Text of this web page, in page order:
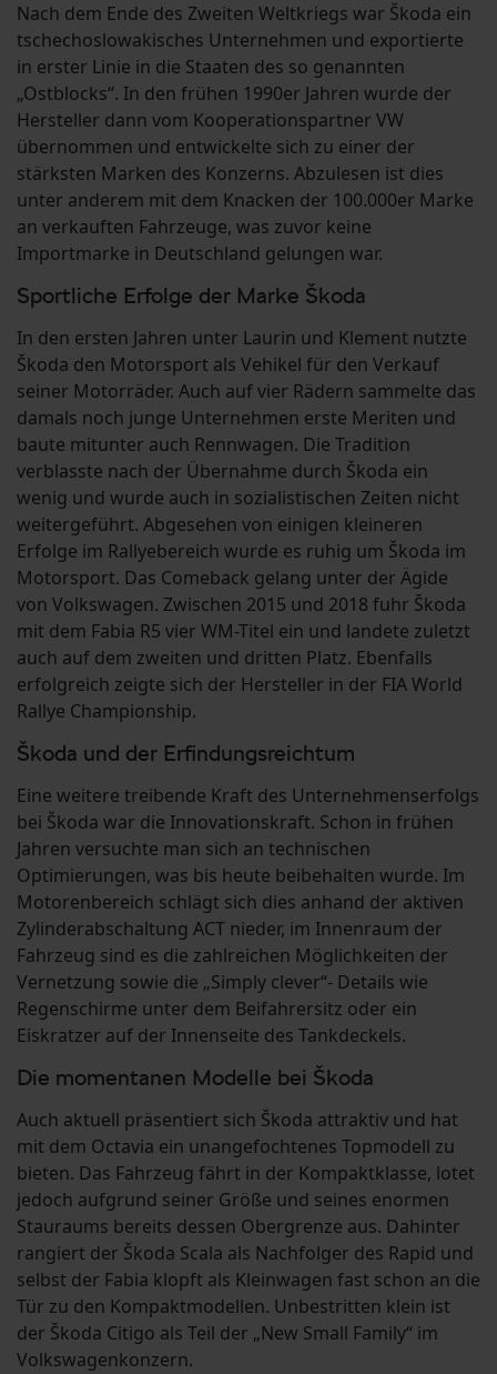
Nach dem Ende des Zweiten Weltkriegs war Škoda ein
tschechoslowakisches Unternehmen und exportierte
in erster Linie in die Staaten des so genannten
„Ostblocks“. In den frühen 1990er Jahren wurde der
Hersteller dann vom Kooperationspartner VW
übernommen und entwickelte sich zu einer der
stärksten Marken des Konzerns. Abzulesen ist dies
unter anderem mit dem Knacken der 100.000er Marke
an verkauften Fahrzeuge, was zuvor keine
Importmarke in Deutschland gelungen war.
Sportliche Erfolge der Marke Škoda
In den ersten Jahren unter Laurin und Klement nutzte
Škoda den Motorsport als Vehikel für den Verkauf
seiner Motorräder. Auch auf vier Rädern sammelte das
damals noch junge Unternehmen erste Meriten und
baute mitunter auch Rennwagen. Die Tradition
verblasste nach der Übernahme durch Škoda ein
wenig und wurde auch in sozialistischen Zeiten nicht
weitergeführt. Abgesehen von einigen kleineren
Erfolge im Rallyebereich wurde es ruhig um Škoda im
Motorsport. Das Comeback gelang unter der Ägide
von Volkswagen. Zwischen 2015 und 2018 fuhr Škoda
mit dem Fabia R5 vier WM-Titel ein und landete zuletzt
auch auf dem zweiten und dritten Platz. Ebenfalls
erfolgreich zeigte sich der Hersteller in der FIA World
Rallye Championship.
Škoda und der Erfindungsreichtum
Eine weitere treibende Kraft des Unternehmenserfolgs
bei Škoda war die Innovationskraft. Schon in frühen
Jahren versuchte man sich an technischen
Optimierungen, was bis heute beibehalten wurde. Im
Motorenbereich schlägt sich dies anhand der aktiven
Zylinderabschaltung ACT nieder, im Innenraum der
Fahrzeug sind es die zahlreichen Möglichkeiten der
Vernetzung sowie die „Simply clever“- Details wie
Regenschirme unter dem Beifahrersitz oder ein
Eiskratzer auf der Innenseite des Tankdeckels.
Die momentanen Modelle bei Škoda
Auch aktuell präsentiert sich Škoda attraktiv und hat
mit dem Octavia ein unangefochtenes Topmodell zu
bieten. Das Fahrzeug fährt in der Kompaktklasse, lotet
jedoch aufgrund seiner Größe und seines enormen
Stauraums bereits dessen Obergrenze aus. Dahinter
rangiert der Škoda Scala als Nachfolger des Rapid und
selbst der Fabia klopft als Kleinwagen fast schon an die
Tür zu den Kompaktmodellen. Unbestritten klein ist
der Škoda Citigo als Teil der „New Small Family“ im
Volkswagenkonzern.